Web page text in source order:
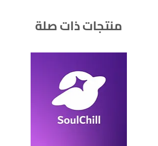
منتجات ذات صلة